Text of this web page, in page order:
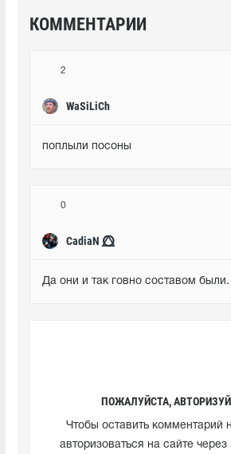
КОММЕНТАРИИ
2
WaSiLiCh
поплыли посоны
0
CadiaN ⭕⃤
Да они и так говно составом были.
ПОЖАЛУЙСТА,
Чтобы оставить комментарий
авторизоваться на сайте